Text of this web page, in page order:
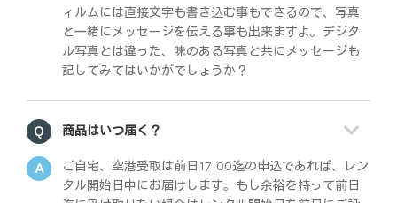
ィルムには直接文字も書き込む事もできるので、写真
と一緒にメッセージを伝える事も出来ますよ。デジタ
ル写真とは違った、味のある写真と共にメッセージも
記してみてはいかがでしょうか？
商品はいつ届く？
ご自宅、空港受取は前日17:00迄の申込であれば、レン
タル開始日中にお届けします。もし余裕を持って前日